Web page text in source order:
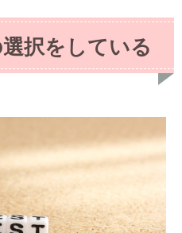
択をしている